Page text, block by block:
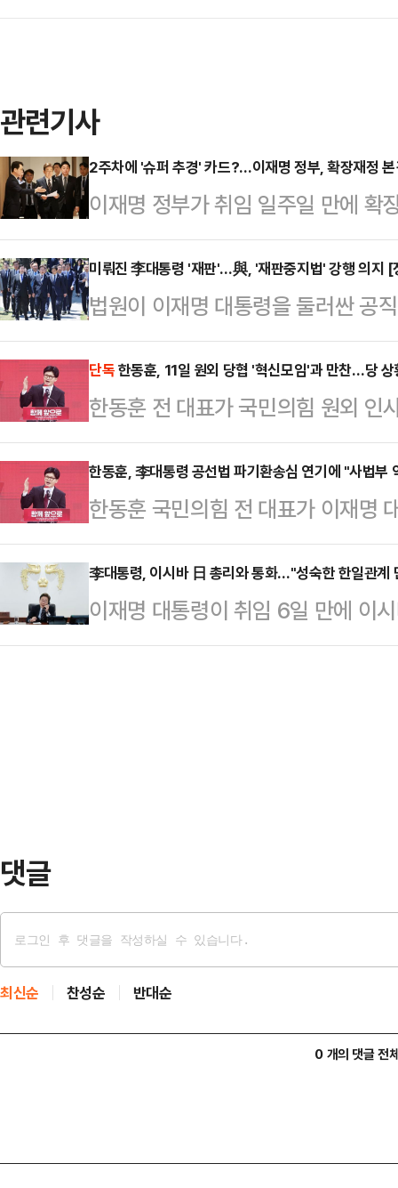
관련기사
2주차에 '슈퍼 추경' 카드?…이재명 정부, 확장재정 본
이재명 정부가 취임 일주일 만에 확
가경정예산(추경) 논의에 본격 착
이블에 올린 것 자체가 재정 확대에
다.9일 대통령실에 따르면 이재명
관급과 실무자들이 참석한 가운데
직접 주재했다.본격적인 추경 논의
점을 지적하며 라면 한개가 2000
문제가 국민들에게 …
미뤄진 李대통령 '재판'…與, '재판중지법' 강행 의지 [
법원이 이재명 대통령을 둘러싼 공
다. 더불어민주당은 국민의힘에서
송법 개정에 대한 추진 의사를 명확
이 손짓하고 야당이 화답하는 '허니
입법 강행 수순은 여야 대립을 한층
민주당은 오는 12일로 예정된 국회
정지하는 '형사소송법 개정안'을 통
국회에서 열린 최고…
단독한동훈, 11일 원외 당협 '혁신모임'과 만찬…당 상
한동훈 전 대표가 국민의힘 원외 인
고, 현재 당의 위기 상황에 대한 의
일리안 취재에 따르면 국민의힘 원
모임인 '투수회'의 오는 11일 만찬
매달 두번째 수요일에 정기적으로
회에 소속된 한 국민의힘 인사는 "
는 이야기를 나누고 어려워진 지금
려운 얘…
한동훈, 李대통령 공선법 파기환송심 연기에 "사법부
한동훈 국민의힘 전 대표가 이재명
판부가 오는 18일로 예정됐던 공판
관련해 "스스로 사법부 독립을 꺾
국 사법부 역사에 큰 오점으로 남
일 페이스북에 "헌법 84조는 대통
李대통령, 이시바 日 총리와 통화…"성숙한 한일관계
이재명 대통령이 취임 6일 만에 이
했다. 취임 사흘 만인 지난 6일 도
댓글
최신순 찬성순 반대순
0 개의 댓글 전